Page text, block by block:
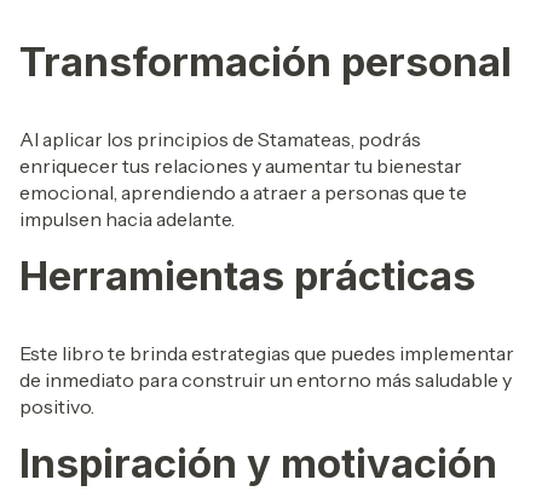
Transformación personal
Al aplicar los principios de Stamateas, podrás
enriquecer tus relaciones y aumentar tu bienestar
emocional, aprendiendo a atraer a personas que te
impulsen hacia adelante.
Herramientas prácticas
Este libro te brinda estrategias que puedes implementar
de inmediato para construir un entorno más saludable y
positivo.
Inspiración y motivación